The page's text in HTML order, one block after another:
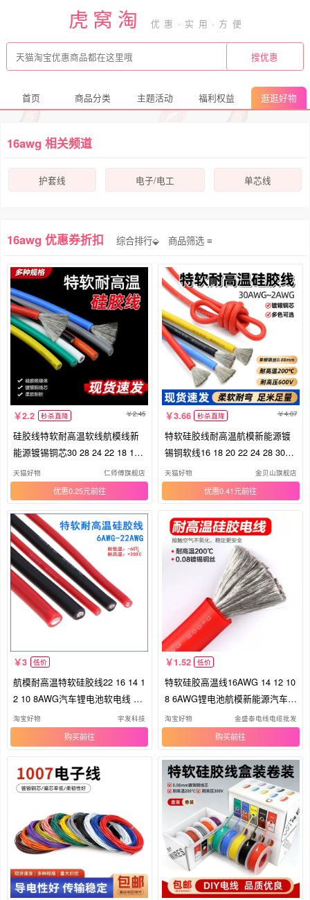
虎窝淘
首页 商品分类 主题活动 福利权益 逛逛好物
16awg 相关频道
护套线 电子/电工 单芯线
16awg 优惠券折扣 综合排行⬙ 商品筛选
2.2 秒杀直降 2.45
硅胶线特软耐高温软线航模线新
能源镀锡铜芯30 28 24 22 18 16A
WG
天猫好物 仁师傅旗舰店
优惠0.25元
3.66 秒杀直降 4.07
特软硅胶线耐高温航模新能源镀
锡铜软线16 18 20 22 24 28 30A
WG
天猫好物 金贝山旗舰店
优惠0.41元
3 低价
航模耐高温特软硅胶线22 16 14 1
2 10 8AWG汽车锂电池软电线 铜
线
淘宝好物 宇发科技
购买
1.52 低价
特软硅胶高温线16AWG 14 12 10
8 6AWG锂电池航模新能源汽车导
线
淘宝好物 金盛泰电线电缆批发
购买